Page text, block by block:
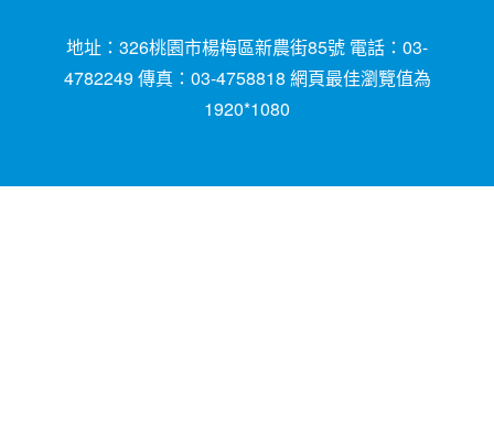
地址：326桃園市楊梅區新農街85號 電話：03-
4782249 傳真：03-4758818 網頁最佳瀏覽值為
1920*1080